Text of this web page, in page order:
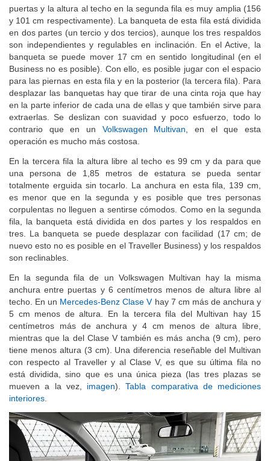
Traveller Standard Business. En ambos casos, la anchura entre
puertas y la altura al techo en la segunda fila es muy amplia (156
y 101 cm respectivamente). La banqueta de esta fila está dividida
en dos partes (un tercio y dos tercios), aunque los tres respaldos
son independientes y regulables en inclinación. En el Active, la
banqueta se puede mover 17 cm en sentido longitudinal (en el
Business no es posible). Con ello, es posible jugar con el espacio
para las piernas en esta fila y en la posterior (la tercera fila). Para
desplazar las banquetas hay que tirar de una cinta roja que hay
en la parte inferior de cada una de ellas y que también sirve para
extraerlas. Se deslizan con suavidad y poco esfuerzo, todo lo
contrario que en unVolkswagen Multivan
En la tercera fila la altura libre al techo es 99 cm y da para que
una persona de 1,85 metros de estatura se pueda sentar
totalmente erguida sin tocarlo. La anchura en esta fila, 139 cm,
es menor que en la segunda y es posible que tres personas
corpulentas no lleguen a sentirse cómodos. Como en la segunda
fila, la banqueta está dividida en dos partes y los respaldos en
tres. La banqueta se puede desplazar con facilidad (17 cm; de
nuevo esto no es posible en el Traveller Business) y los respaldos
En la segunda fila de un Volkswagen Multivan hay la misma
anchura entre puertas y 6 centímetros menos de altura libre al
techo. En unMercedes-Benz Clase Vhay 7 cm más de anchura y
5 cm menos de altura. En la tercera fila del Multivan hay 15
centímetros más de anchura y 4 cm menos de altura libre,
mientras que la del Clase V también es más ancha (9 cm), pero
tiene menos altura (3 cm). Una diferencia reseñable del Multivan
con respecto al Traveller y al Clase V, es que su última fila no
está dividida, sino que es una única pieza (las tres plazas se
mueven a la vez,